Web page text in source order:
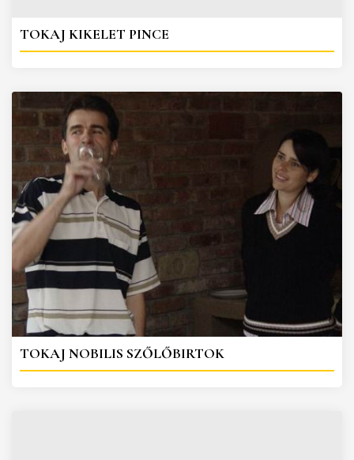
TOKAJ KIKELET PINCE
TOKAJ NOBILIS SZŐLŐBIRTOK